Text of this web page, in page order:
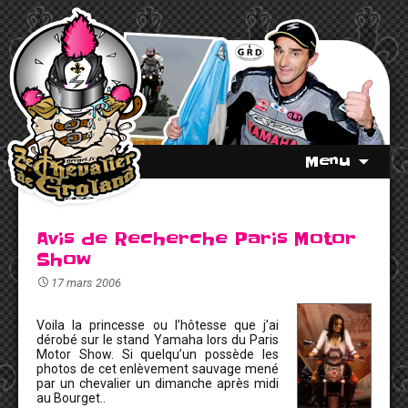
Menu
Avis de Recherche Paris Motor
Show
17 mars 2006
Voila la princesse ou l’hôtesse que j’ai
dérobé sur le stand Yamaha lors du Paris
Motor Show. Si quelqu’un possède les
photos de cet enlèvement sauvage mené
par un chevalier un dimanche après midi
au Bourget..